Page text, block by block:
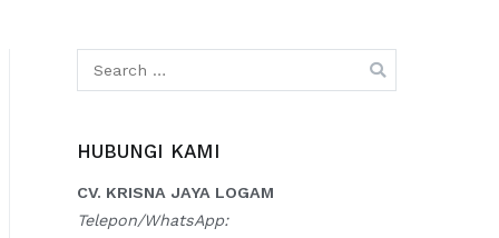
for:
HUBUNGI KAMI
CV. KRISNA JAYA LOGAM
Telepon/WhatsApp: